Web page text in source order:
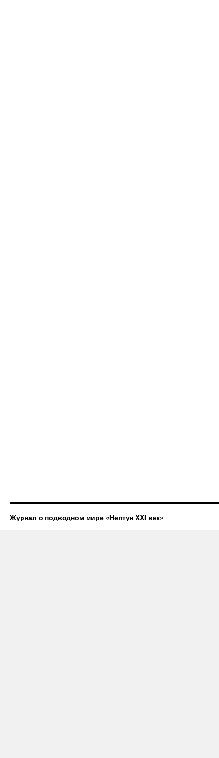
Журнал о подводном мире «Нептун XXI век»